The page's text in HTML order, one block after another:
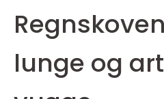
lunge og